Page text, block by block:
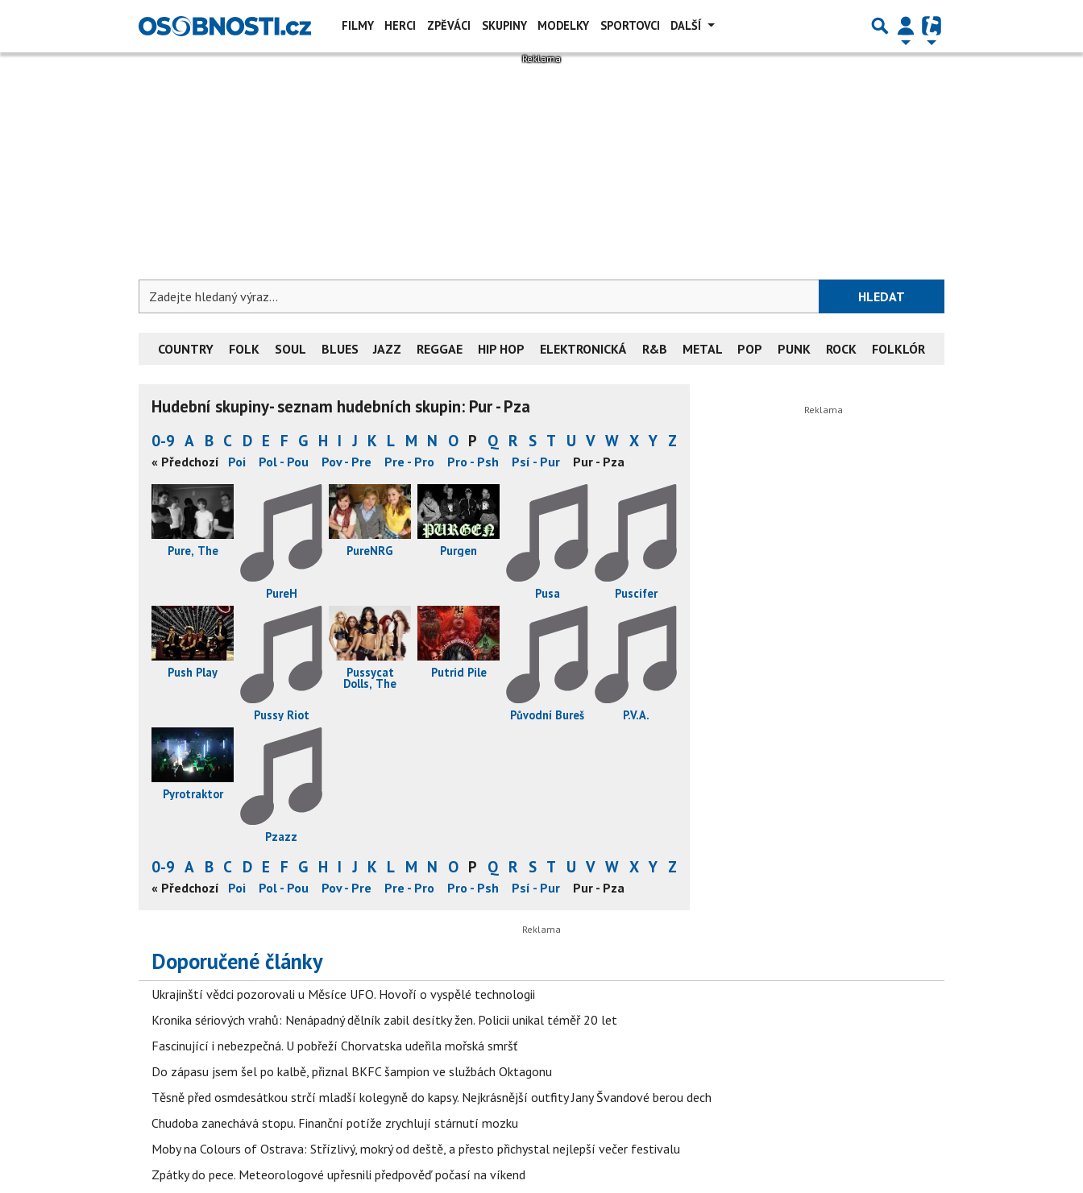
FILMY HERCI ZPĚVÁCI SKUPINY MODELKY SPORTOVCI DALŠÍ
HLEDAT
COUNTRY FOLK SOUL BLUES JAZZ REGGAE HIP HOP ELEKTRONICKÁ R&B METAL POP PUNK ROCK FOLKLÓR
Hudební skupiny- seznam hudebních skupin: Pur - Pza
0-9 A B C D E F G H I J K L M N O P Q R S T U V W X Y Z
« Předchozí
Pin - Pla Pla - Poi Pol - Pou Pov - Pre Pre - Pro Pro - Psh Psí - Pur Pur - Pza
Pure, The
PureH
PureNRG Purgen
Pusa Puscifer
Push Play
Pussy Riot
Pussycat
Dolls, The
Putrid Pile
Původní Bureš P.V.A.
Pyrotraktor
Pzazz
0-9 A B C D E F G H I J K L M N O P Q R S T U V W X Y Z
« Předchozí
Pin - Pla Pla - Poi Pol - Pou Pov - Pre Pre - Pro Pro - Psh Psí - Pur Pur - Pza
Doporučené články
Ukrajinští vědci pozorovali u Měsíce UFO. Hovoří o vyspělé technologii
Kronika sériových vrahů: Nenápadný dělník zabil desítky žen. Policii unikal téměř 20 let
Fascinující i nebezpečná. U pobřeží Chorvatska udeřila mořská smršť
Do zápasu jsem šel po kalbě, přiznal BKFC šampion ve službách Oktagonu
Těsně před osmdesátkou strčí mladší kolegyně do kapsy. Nejkrásnější outfity Jany Švandové berou dech
Chudoba zanechává stopu. Finanční potíže zrychlují stárnutí mozku
Moby na Colours of Ostrava: Střízlivý, mokrý od deště, a přesto přichystal nejlepší večer festivalu
Zpátky do pece. Meteorologové upřesnili předpověď počasí na víkend